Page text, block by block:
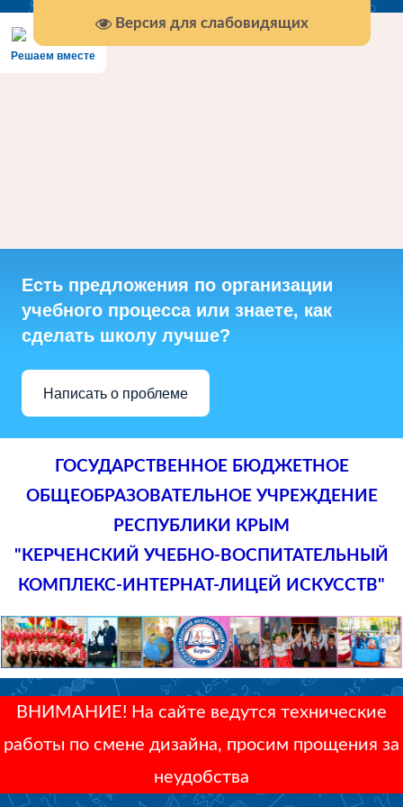
Версия для слабовидящих
Решаем вместе
Есть предложения по организации
учебного процесса или знаете, как
сделать школу лучше?
Написать о проблеме
ГОСУДАРСТВЕННОЕ БЮДЖЕТНОЕ
ОБЩЕОБРАЗОВАТЕЛЬНОЕ УЧРЕЖДЕНИЕ
РЕСПУБЛИКИ КРЫМ
"КЕРЧЕНСКИЙ УЧЕБНО-ВОСПИТАТЕЛЬНЫЙ
КОМПЛЕКС-ИНТЕРНАТ-ЛИЦЕЙ ИСКУССТВ"
ВНИМАНИЕ! На сайте ведутся технические
работы по смене дизайна, просим прощения за
неудобства